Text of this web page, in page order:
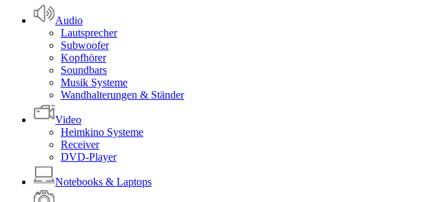
Audio
Lautsprecher
Subwoofer
Kopfhörer
Soundbars
Musik Systeme
Wandhalterungen & Ständer
Video
Heimkino Systeme
Receiver
DVD-Player
Notebooks & Laptops